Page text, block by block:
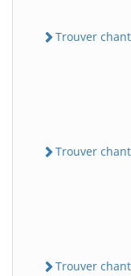
Trouver
Trouver
Trouver